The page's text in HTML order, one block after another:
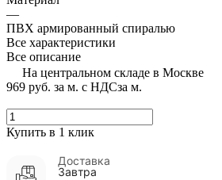
—
ПВХ армированный спиралью
Все характеристики
Все описание
На центральном складе в Москве
969 руб. за м. с НДСза м.
Купить в 1 клик
Доставка
Завтра